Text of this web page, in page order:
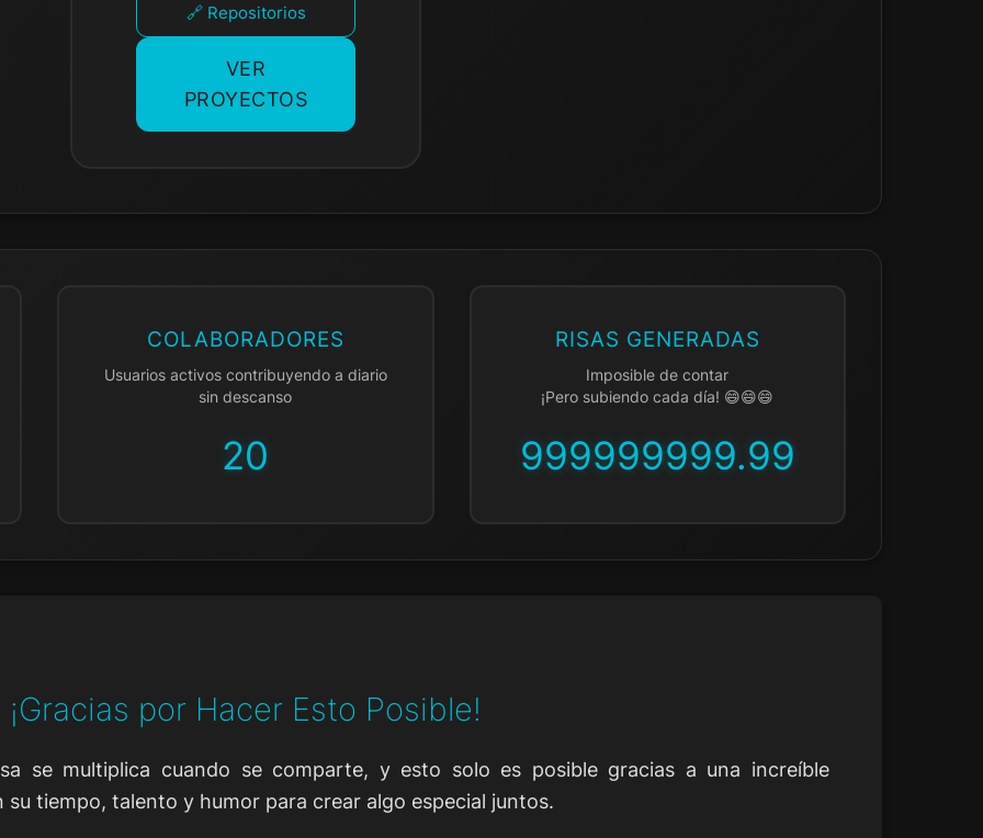
🔗 Repositorios
VER
PROYECTOS
COLABORADORES
Usuarios activos contribuyendo a diario
sin descanso
20
RISAS GENERADAS
Imposible de contar
¡Pero subiendo cada día! 😄😄😄
999999999.99
¡Gracias por Hacer Esto Posible!
se multiplica cuando se comparte, y esto solo es posible gracias a una increíble
tiempo, talento y humor para crear algo especial juntos.